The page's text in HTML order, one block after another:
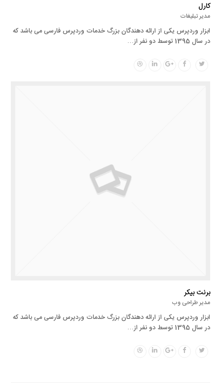
کارل
مدیر تبلیغات
ابزار وردپرس یکی از ارائه دهندگان بزرگ خدمات وردپرس فارسی می باشد که
در سال 1395 توسط دو نفر از…
Twitter
Facebook
Google
Linkedin
Dribbble
برنت بیکر
مدیر طراحی وب
ابزار وردپرس یکی از ارائه دهندگان بزرگ خدمات وردپرس فارسی می باشد که
در سال 1395 توسط دو نفر از…
Twitter
Facebook
Google
Linkedin
Dribbble